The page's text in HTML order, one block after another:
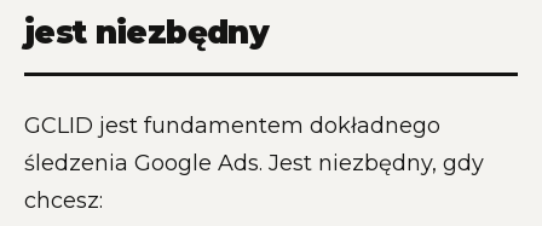
jest niezbędny
GCLID jest fundamentem dokładnego
śledzenia Google Ads. Jest niezbędny, gdy
chcesz: